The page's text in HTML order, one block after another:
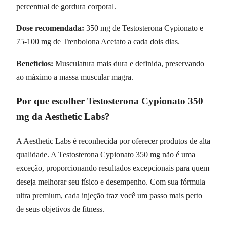
percentual de gordura corporal.
Dose recomendada: 350 mg de Testosterona Cypionato e
75-100 mg de Trenbolona Acetato a cada dois dias.
Benefícios: Musculatura mais dura e definida, preservando
ao máximo a massa muscular magra.
Por que escolher Testosterona Cypionato 350
mg da Aesthetic Labs?
A Aesthetic Labs é reconhecida por oferecer produtos de alta
qualidade. A Testosterona Cypionato 350 mg não é uma
exceção, proporcionando resultados excepcionais para quem
deseja melhorar seu físico e desempenho. Com sua fórmula
ultra premium, cada injeção traz você um passo mais perto
de seus objetivos de fitness.